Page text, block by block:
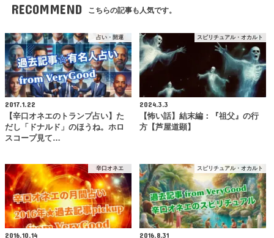
RECOMMEND こちらの記事も人気です。
占い・開運
2017.1.22
【辛口オネエのトランプ占い】た
だし「ドナルド」のほうね。ホロ
スコープ見て…
スピリチュアル・オカルト
2024.3.3
【怖い話】結末編：『祖父』の行
方【芦屋道顕】
辛口オネエ
2016.10.14
スピリチュアル・オカルト
2016.8.31